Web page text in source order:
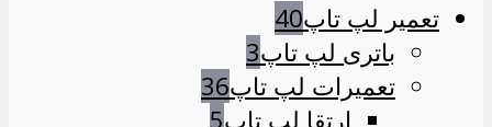
تعمیر لپ تاپ40
باتری لپ تاپ3
تعمیرات لپ تاپ36
ارتقا لپ تاپ5